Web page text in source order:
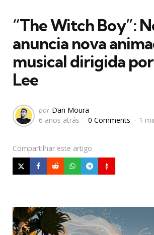
“The Witch Boy”:
anuncia nova
musical dirigida
Lee
Postado
por
por Dan Moura
6 anos atrás
0 Comments 1
Compartilhar este artigo